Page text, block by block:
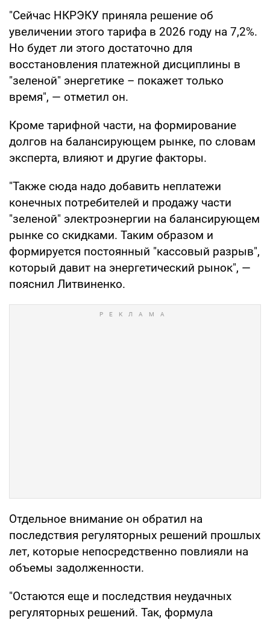
"Сейчас НКРЭКУ приняла решение об
увеличении этого тарифа в 2026 году на 7,2%.
Но будет ли этого достаточно для
восстановления платежной дисциплины в
"зеленой" энергетике – покажет только
время", — отметил он.
Кроме тарифной части, на формирование
долгов на балансирующем рынке, по словам
эксперта, влияют и другие факторы.
"Также сюда надо добавить неплатежи
конечных потребителей и продажу части
"зеленой" электроэнергии на балансирующем
рынке со скидками. Таким образом и
формируется постоянный "кассовый разрыв",
который давит на энергетический рынок", —
пояснил Литвиненко.
Отдельное внимание он обратил на
последствия регуляторных решений прошлых
лет, которые непосредственно повлияли на
объемы задолженности.
"Остаются еще и последствия неудачных
регуляторных решений. Так, формула